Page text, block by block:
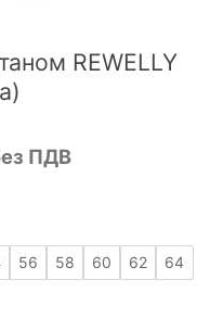
REWELLY
грн..
ПДВ
56 58 60 62
64